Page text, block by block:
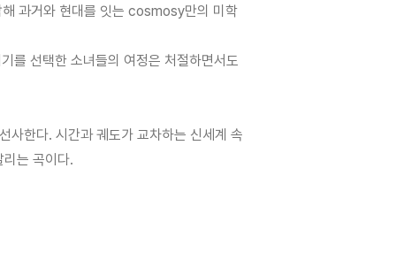
과거와 현대를 잇는 cosmosy만의 미학
를 선택한 소녀들의 여정은 처절하면서도
한다. 시간과 궤도가 교차하는 신세계 속
는 곡이다.